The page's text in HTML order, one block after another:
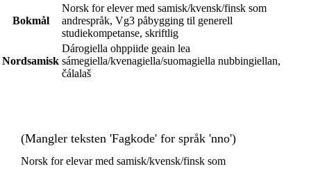
Bokmål
Norsk for elever med samisk/kvensk/finsk som
andrespråk, Vg3 påbygging til generell
studiekompetanse, skriftlig
Nordsamisk
Dárogiella ohppiide geain lea
sámegiella/kvenagiella/suomagiella nubbingiellan,
čálalaš
(Mangler teksten 'Fagkode' for språk 'nno')
Norsk for elevar med samisk/kvensk/finsk som